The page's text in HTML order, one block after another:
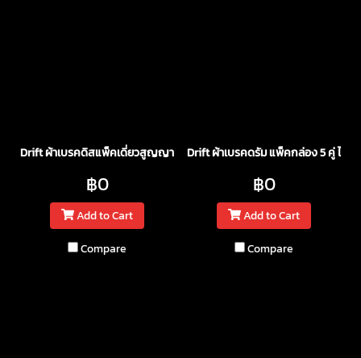
Drift ผ้าเบรคดิสแพ็คเดี่ยวสูญญากาศ
฿0
Add to Cart
Compare
Drift ผ้าเบรคดรัม แพ็คกล่อง 5 คู่ ไม่มี
฿0
Add to Cart
Compare